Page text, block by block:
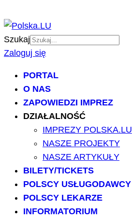
Szukaj
Zaloguj się
PORTAL
O NAS
ZAPOWIEDZI IMPREZ
DZIAŁALNOŚĆ
IMPREZY POLSKA.LU
NASZE PROJEKTY
NASZE ARTYKUŁY
BILETY/TICKETS
POLSCY USŁUGODAWCY
POLSCY LEKARZE
INFORMATORIUM